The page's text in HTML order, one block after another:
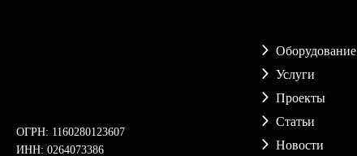
ОГРН: 1160280123607
ИНН: 0264073386
Оборудование
Услуги
Проекты
Статьи
Новости